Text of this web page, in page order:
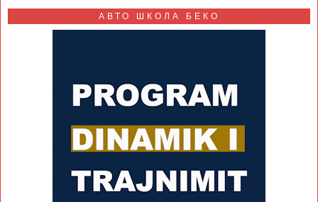
АВТО ШКОЛА БЕКО